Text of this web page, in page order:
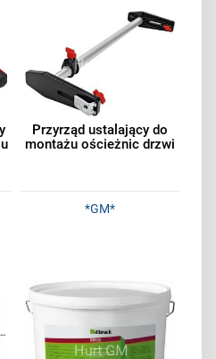
Przyrząd ustalający do
montażu ościeżnic drzwi
*GM*